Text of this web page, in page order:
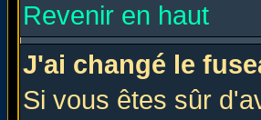
Revenir en haut
J'ai changé le
Si vous êtes sûr